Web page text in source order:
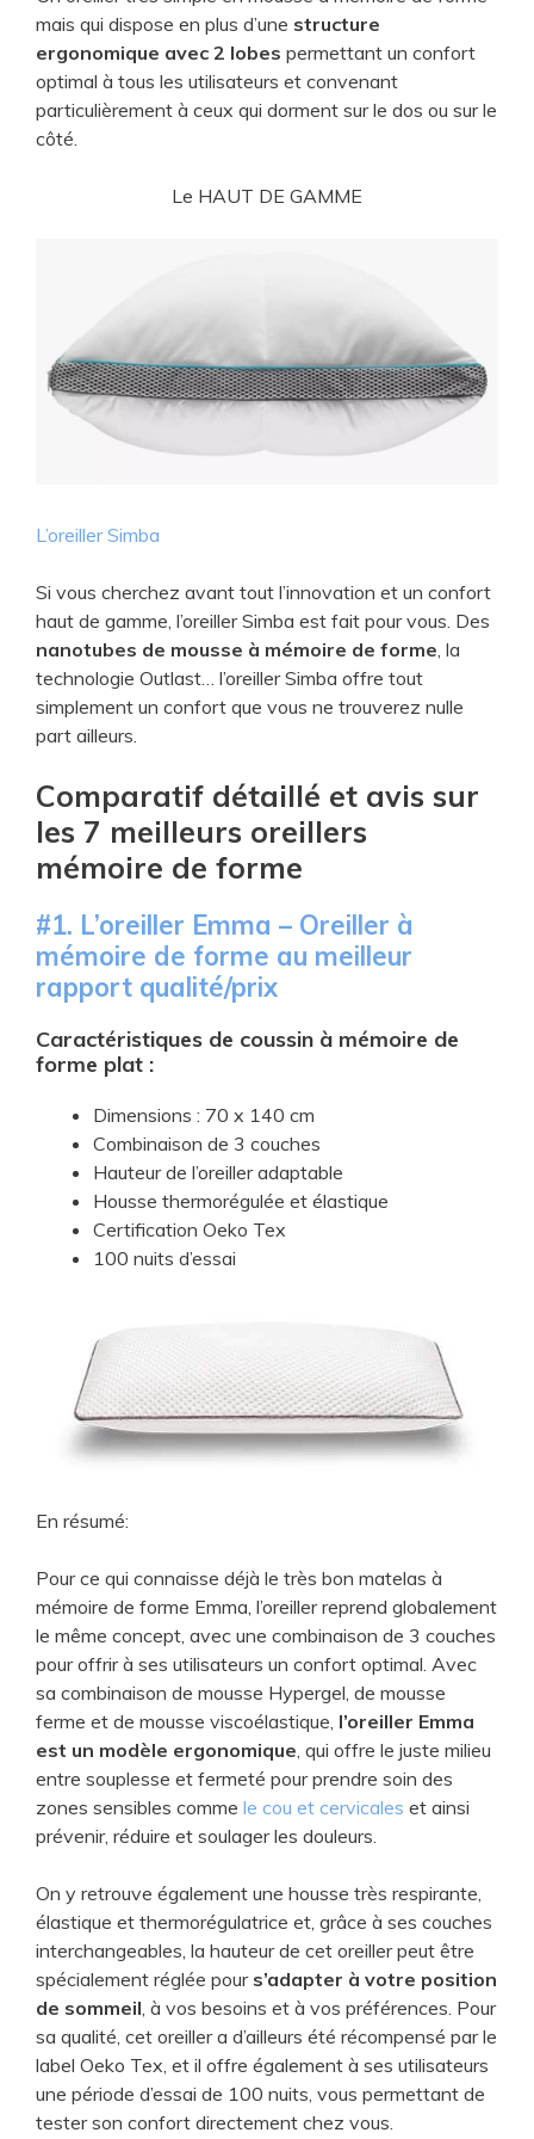
mais qui dispose en plus d’une structure
ergonomique avec 2 lobes permettant un confort
optimal à tous les utilisateurs et convenant
particulièrement à ceux qui dorment sur le dos ou sur le
côté.
Le HAUT DE GAMME
L’oreiller Simba
Si vous cherchez avant tout l’innovation et un confort
haut de gamme, l’oreiller Simba est fait pour vous. Des
nanotubes de mousse à mémoire de forme, la
technologie Outlast… l’oreiller Simba offre tout
simplement un confort que vous ne trouverez nulle
part ailleurs.
Comparatif détaillé et avis sur
les 7 meilleurs oreillers
mémoire de forme
#1. L’oreiller Emma – Oreiller à
mémoire de forme au meilleur
rapport qualité/prix
Caractéristiques de coussin à mémoire de
forme plat :
Dimensions : 70 x 140 cm
Combinaison de 3 couches
Hauteur de l’oreiller adaptable
Housse thermorégulée et élastique
Certification Oeko Tex
100 nuits d’essai
En résumé:
Pour ce qui connaisse déjà le très bon matelas à
mémoire de forme Emma, l’oreiller reprend globalement
le même concept, avec une combinaison de 3 couches
pour offrir à ses utilisateurs un confort optimal. Avec
sa combinaison de mousse Hypergel, de mousse
ferme et de mousse viscoélastique, l’oreiller Emma
est un modèle ergonomique , qui offre le juste milieu
entre souplesse et fermeté pour prendre soin des
zones sensibles comme le cou et cervicales et ainsi
prévenir, réduire et soulager les douleurs.
On y retrouve également une housse très respirante,
élastique et thermorégulatrice et, grâce à ses couches
interchangeables, la hauteur de cet oreiller peut être
spécialement réglée pour s’adapter à votre position
de sommeil , à vos besoins et à vos préférences. Pour
sa qualité, cet oreiller a d’ailleurs été récompensé par le
label Oeko Tex, et il offre également à ses utilisateurs
une période d’essai de 100 nuits, vous permettant de
tester son confort directement chez vous.